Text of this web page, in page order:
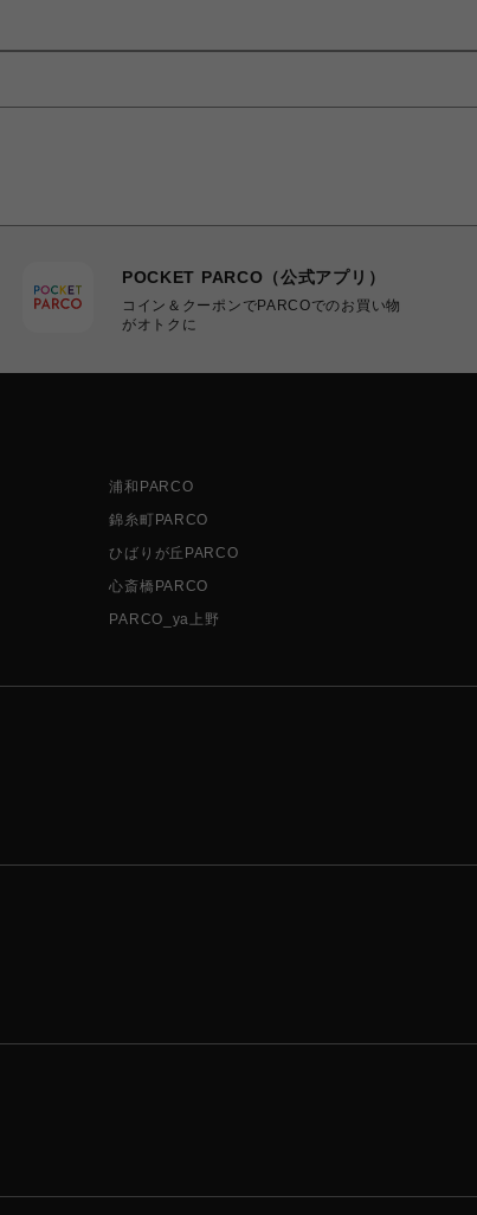
POCKET PARCO（公式アプリ）
コイン＆クーポンでPARCOでのお買い物
がオトクに
浦和PARCO
錦糸町PARCO
ひばりが丘PARCO
心斎橋PARCO
PARCO_ya上野